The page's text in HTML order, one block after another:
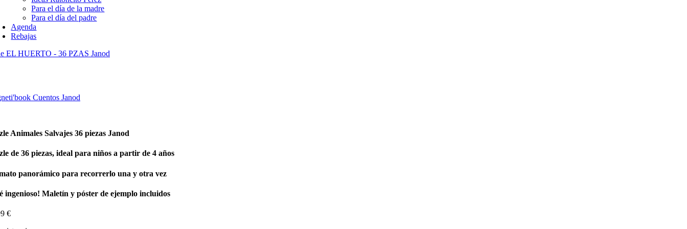
Para el día de la madre
Para el día del padre
Agenda
Rebajas
EL HUERTO - 36 PZAS Janod
Cuentos Janod
Animales Salvajes 36 piezas Janod
de 36 piezas, ideal para niños a partir de 4 años
panorámico para recorrerlo una y otra vez
ingenioso! Maletín y póster de ejemplo incluidos
€